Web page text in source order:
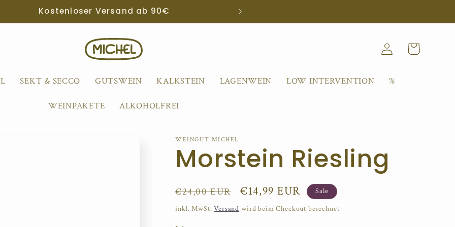
Kostenloser Versand ab 90€
SEKT & SECCO GUTSWEIN KALKSTEIN LAGENWEIN LOW INTERVENTION %
WEINPAKETE ALKOHOLFREI
EinloggenWarenkorb
WEINGUT MICHEL
Morstein Riesling
Normaler
Preis
€24,00 EUR Verkaufspreis
€14,99 EUR
Sale
inkl. MwSt.Versand wird beim Checkout berechnet